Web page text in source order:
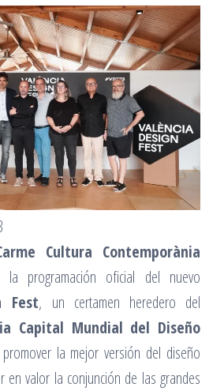
Cultura Contemporània
la programación oficial del nuevo
Fest, un certamen heredero del
Capital Mundial del Diseño
la mejor versión del diseño
en valor la conjunción de las grandes